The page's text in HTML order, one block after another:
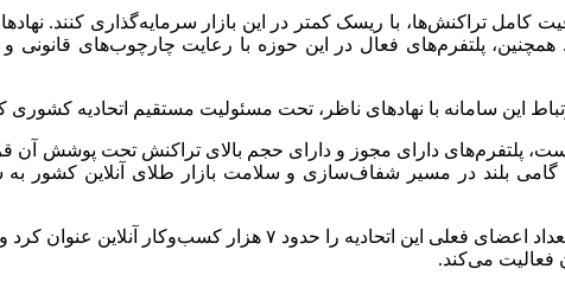
کامل تراکنش‌ها، با ریسک کمتر در این بازار سرمایه‌گذاری کنند.
همچنین، پلتفرم‌های فعال در این حوزه با رعایت چارچوب‌های
این سامانه با نهادهای ناظر، تحت مسئولیت مستقیم اتحادیه
تابستان ۱۴۰۴ آغاز خواهد شد و در فاز نخست، پلتفرم‌های دارای مجوز و دارای حجم بالای
بلند در مسیر شفاف‌سازی و سلامت بازار طلای آنلاین کشور به
رضا الفت‌نسب، رئیس اتحادیه کشوری کسب‌وکارهای مجازی در این مراسم تعداد
فعالیت می‌کند.